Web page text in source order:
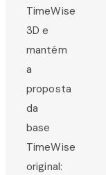
TimeWise
3D e
mantém
a
proposta
da
base
TimeWise
original: